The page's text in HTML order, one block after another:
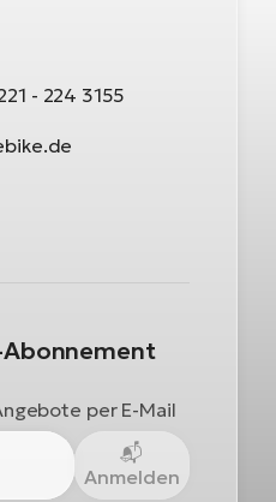
- 224 3155
per E-Mail
Anmelden